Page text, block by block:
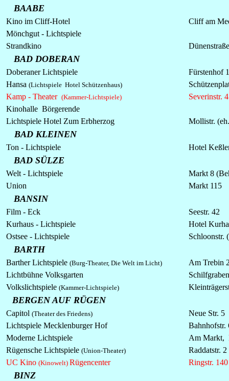
BAABE
Kino im Cliff-Hotel
Cliff am
Mönchgut - Lichtspiele
Strandkino
BAD DOBERAN
Doberaner Lichtspiele
Fürstenhof
Hansa (Lichtspiele Hotel Schützenhaus)
Kamp - Theater (Kammer-Lichtspiele)
Severinstr. 4
Kinohalle Börgerende
Lichtspiele Hotel Zum Erbherzog Mollistr.
BAD KLEINEN
Ton - Lichtspiele Hotel
BAD SÜLZE
Welt - Lichtspiele
Markt 8
Union
Markt 115
BANSIN
Film - Eck
Seestr. 42
Kurhaus - Lichtspiele
Hotel
Ostsee - Lichtspiele Schloonstr.
BARTH
BartherLichtspiele (Burg-Theater, Die Welt im Licht)
Am Trebin
Lichtbühne Volksgarten
Volkslichtspiele (Kammer-Lichtspiele)
BERGEN AUF RÜGEN
Capitol (Theater des Friedens)
Neue Str. 5
Lichtspiele Mecklenburger Hof
Bahnhofstr.
Moderne Lichtspiele Am Markt,
Rügensche Lichtspiele (Union-Theater)
Raddatstr. 2
UC Kino (Kinowelt) Rügencenter Ringstr. 140
BINZ